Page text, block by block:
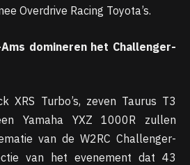
Overdrive Racing Toyota’s.
Ams domineren het Challenger-
XRS Turbo’s, zeven Taurus T3
Yamaha YXZ 1000R zullen
van de W2RC Challenger-
van het evenement dat 43